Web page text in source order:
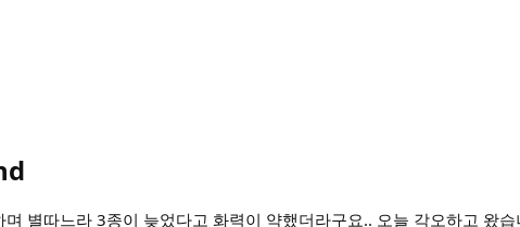
별따느라 3종이 늦었다고 화력이 약했더라구요.. 오늘 각오하고 왔